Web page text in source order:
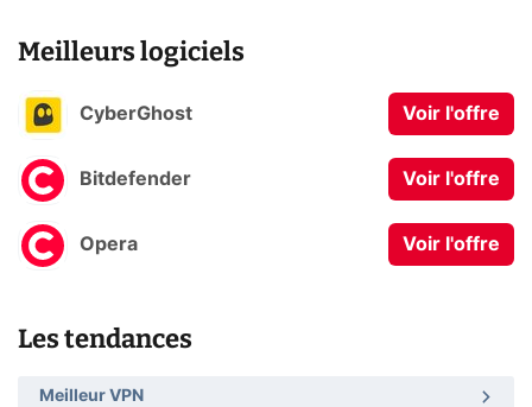
Meilleurs logiciels
CyberGhost Voir l'offre
Bitdefender Voir l'offre
Opera Voir l'offre
Les tendances
Meilleur VPN